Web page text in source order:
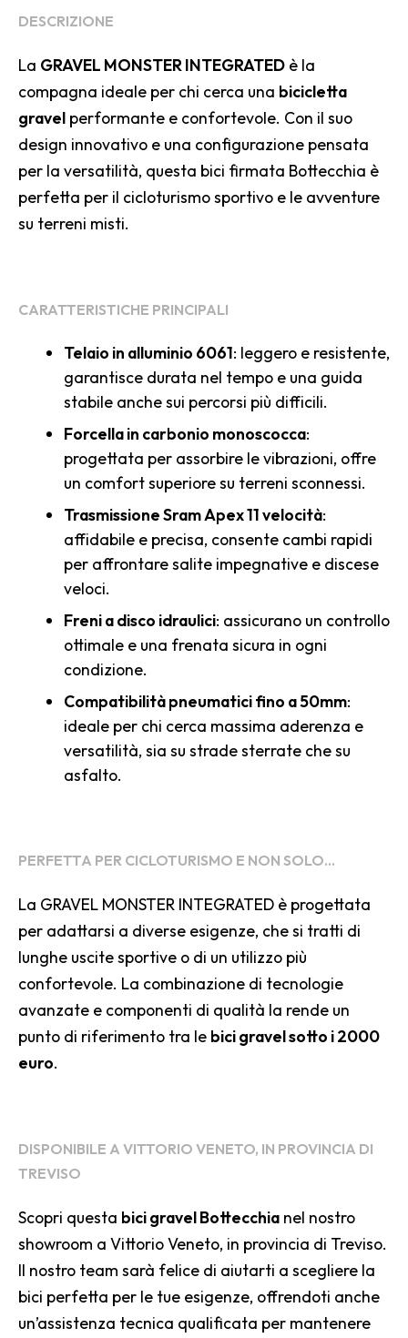
DESCRIZIONE
La GRAVEL MONSTER INTEGRATED è la
compagna ideale per chi cerca una bicicletta
gravel performante e confortevole. Con il suo
design innovativo e una configurazione pensata
per la versatilità, questa bici firmata Bottecchia è
perfetta per il cicloturismo sportivo e le avventure
su terreni misti.
CARATTERISTICHE PRINCIPALI
Telaio in alluminio 6061: leggero e resistente,
garantisce durata nel tempo e una guida
stabile anche sui percorsi più difficili.
Forcella in carbonio monoscocca:
progettata per assorbire le vibrazioni, offre
un comfort superiore su terreni sconnessi.
Trasmissione Sram Apex 11 velocità:
affidabile e precisa, consente cambi rapidi
per affrontare salite impegnative e discese
veloci.
Freni a disco idraulici: assicurano un controllo
ottimale e una frenata sicura in ogni
condizione.
Compatibilità pneumatici fino a 50mm:
ideale per chi cerca massima aderenza e
versatilità, sia su strade sterrate che su
asfalto.
PERFETTA PER CICLOTURISMO E NON SOLO…
La GRAVEL MONSTER INTEGRATED è progettata
per adattarsi a diverse esigenze, che si tratti di
lunghe uscite sportive o di un utilizzo più
confortevole. La combinazione di tecnologie
avanzate e componenti di qualità la rende un
punto di riferimento tra le bici gravel sotto i 2000
euro.
DISPONIBILE A VITTORIO VENETO, IN PROVINCIA DI
TREVISO
Scopri questa bici gravel Bottecchia nel nostro
showroom a Vittorio Veneto, in provincia di Treviso.
Il nostro team sarà felice di aiutarti a scegliere la
bici perfetta per le tue esigenze, offrendoti anche
un’assistenza tecnica qualificata per mantenere